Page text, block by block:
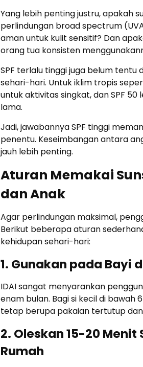
Yang lebih penting justru, apakah
perlindungan broad spectrum
aman untuk kulit sensitif? Dan
orang tua konsisten
SPF terlalu tinggi juga belum
sehari-hari. Untuk iklim tropis
untuk aktivitas singkat, dan SPF
lama.
Jadi, jawabannya SPF tinggi
penentu. Keseimbangan antara
jauh lebih penting.
Aturan Memakai
dan Anak
Agar perlindungan maksimal,
Berikut beberapa aturan
kehidupan sehari-hari:
1. Gunakan pada Bayi
IDAI sangat menyarankan
enam bulan. Bagi si kecil di bawah
tetap berupa pakaian tertutup
2. Oleskan 15-20 Menit
Rumah